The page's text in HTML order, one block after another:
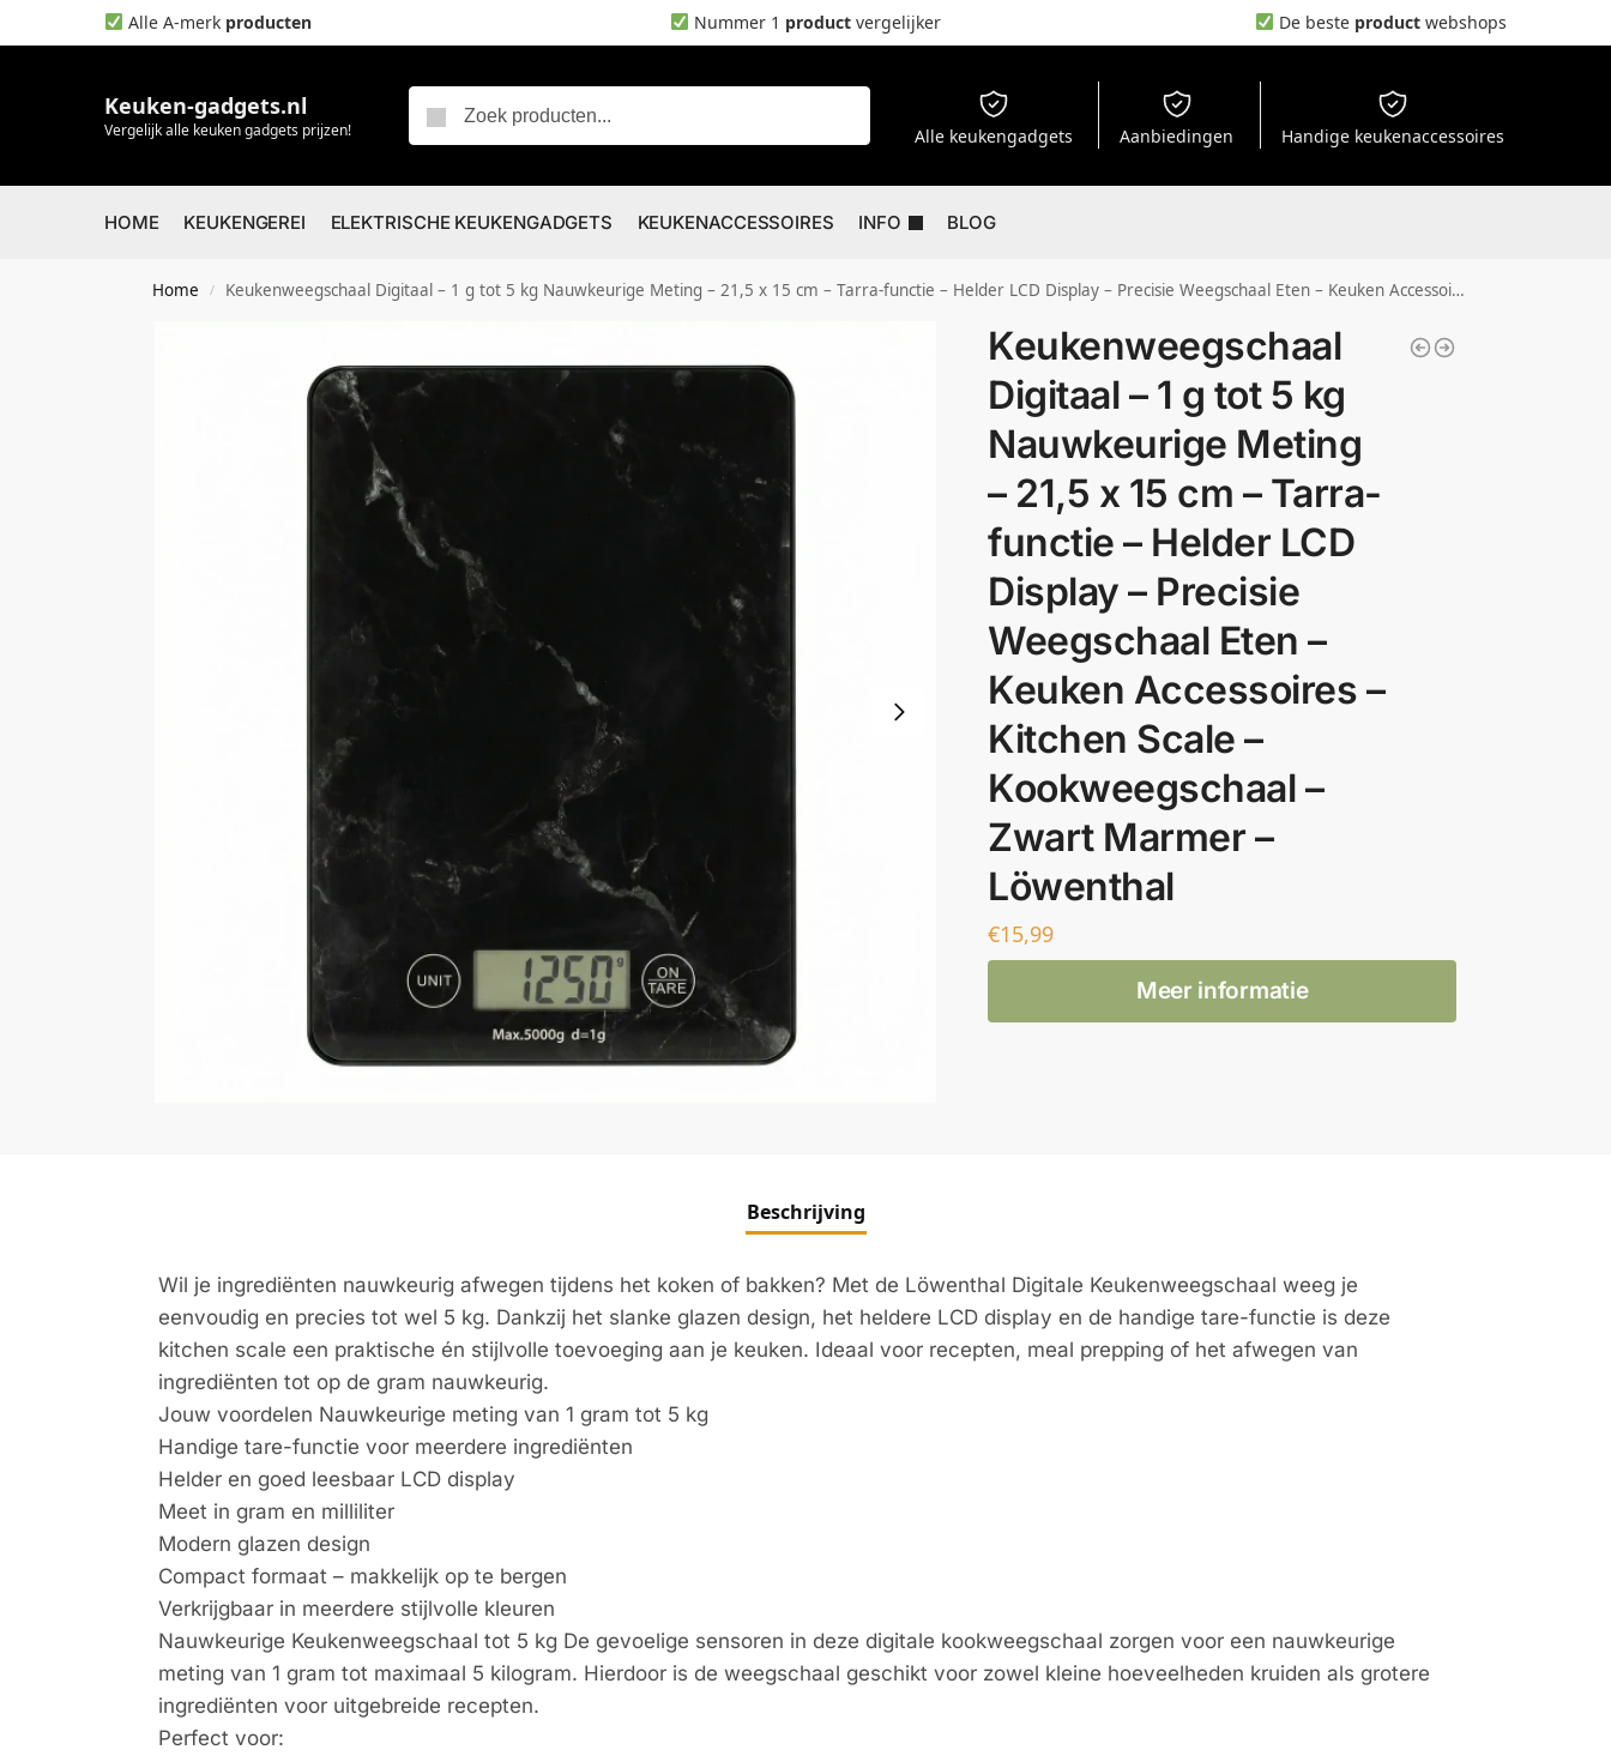
Alle A-merk producten Nummer 1 productvergelijker De beste product webshops
Keuken-gadgets.nl
Vergelijk alle keuken gadgets prijzen! Alle keukengadgets Aanbiedingen Handige keukenaccessoires
HOME KEUKENGEREI ELEKTRISCHE KEUKENGADGETS KEUKENACCESSOIRES INFO BLOG
Home / Keukenweegschaal Digitaal – 1 g tot 5 kg Nauwkeurige Meting – 21,5 x 15 cm – Tarra-functie – Helder LCD Display – Precisie Weegschaal Eten – Keuken Accessoires – Kitchen Scale – Kookweegschaal – Zwart Marmer – Löwenthal
Keukenweegschaal
Digitaal – 1 g tot 5 kg
Nauwkeurige Meting
– 21,5 x 15 cm – Tarra-
functie – Helder LCD
Display – Precisie
Weegschaal Eten –
Keuken Accessoires –
Kitchen Scale –
Kookweegschaal –
Zwart Marmer –
Löwenthal
€15,99
Meer informatie
Beschrijving
Wil je ingrediënten nauwkeurig afwegen tijdens het koken of bakken? Met de Löwenthal Digitale Keukenweegschaal weeg je
eenvoudig en precies tot wel 5 kg. Dankzij het slanke glazen design, het heldere LCD display en de handige tare-functie is deze
kitchen scale een praktische én stijlvolle toevoeging aan je keuken. Ideaal voor recepten, meal prepping of het afwegen van
ingrediënten tot op de gram nauwkeurig.
Jouw voordelen Nauwkeurige meting van 1 gram tot 5 kg
Handige tare-functie voor meerdere ingrediënten
Helder en goed leesbaar LCD display
Meet in gram en milliliter
Modern glazen design
Compact formaat – makkelijk op te bergen
Verkrijgbaar in meerdere stijlvolle kleuren
Nauwkeurige Keukenweegschaal tot 5 kg De gevoelige sensoren in deze digitale kookweegschaal zorgen voor een nauwkeurige
meting van 1 gram tot maximaal 5 kilogram. Hierdoor is de weegschaal geschikt voor zowel kleine hoeveelheden kruiden als grotere
ingrediënten voor uitgebreide recepten.
Perfect voor: